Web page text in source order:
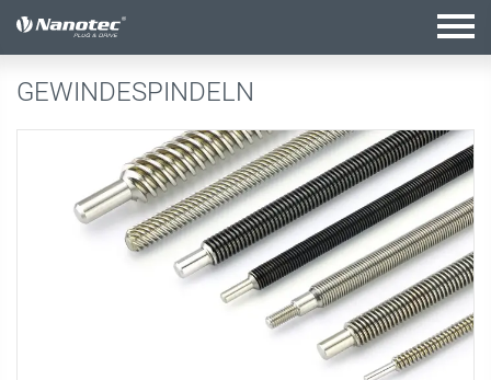
Aktive Kombination
GEWINDESPINDELN